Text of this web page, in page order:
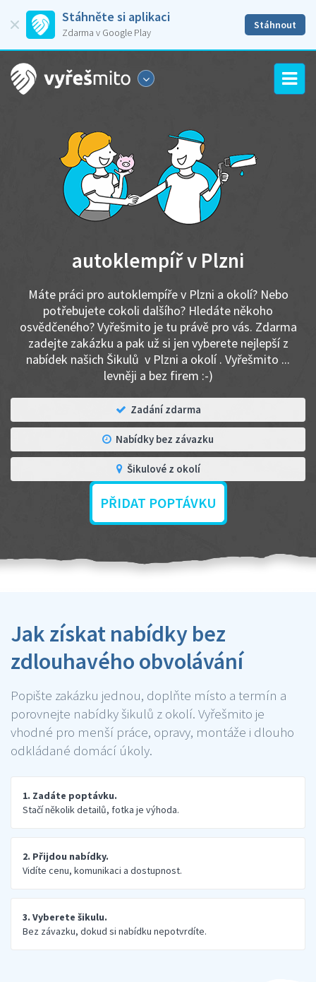
Stáhněte si aplikaci
Zdarma v Google Play
Stáhnout
autoklempíř v Plzni
Máte práci pro autoklempíře v Plzni a okolí? Nebo
potřebujete cokoli dalšího? Hledáte někoho
osvědčeného? Vyřešmito je tu právě pro vás. Zdarma
zadejte zakázku a pak už si jen vyberete nejlepší z
nabídek našich Šikulů v Plzni a okolí . Vyřešmito ...
levněji a bez firem :-)
Zadání zdarma
Nabídky bez závazku
Šikulové z okolí
PŘIDAT POPTÁVKU
Jak získat nabídky bez
zdlouhavého obvolávání
Popište zakázku jednou, doplňte místo a termín a
porovnejte nabídky šikulů z okolí. Vyřešmito je
vhodné pro menší práce, opravy, montáže i dlouho
odkládané domácí úkoly.
1. Zadáte poptávku.
Stačí několik detailů, fotka je výhoda.
2. Přijdou nabídky.
Vidíte cenu, komunikaci a dostupnost.
3. Vyberete šikulu.
Bez závazku, dokud si nabídku nepotvrdíte.